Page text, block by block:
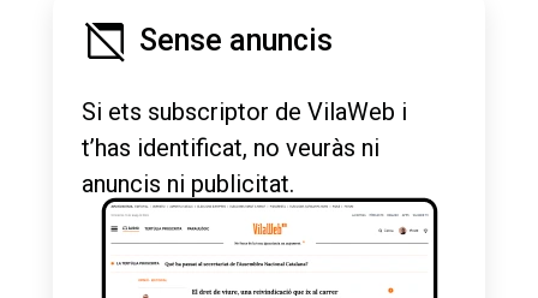
Sense anuncis
Si ets subscriptor de VilaWeb i
t’has identificat, no veuràs ni
anuncis ni publicitat.